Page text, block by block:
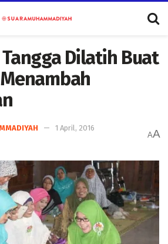
Dilatih Buat
1 April, 2016
AA